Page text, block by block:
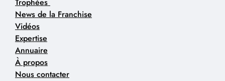
News de la Franchise
Vidéos
Expertise
Annuaire
À propos
Nous contacter